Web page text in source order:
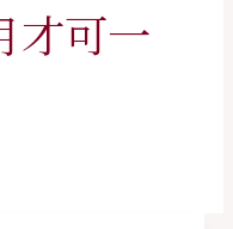
才可一